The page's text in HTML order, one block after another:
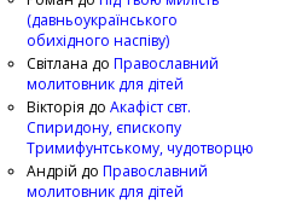
(давньоукраїнського
обихідного наспіву)
Світлана до Православний
молитовник для дітей
Вікторія до Акафіст свт.
Спиридону, єпископу
Тримифунтському, чудотворцю
Андрій до Православний
молитовник для дітей